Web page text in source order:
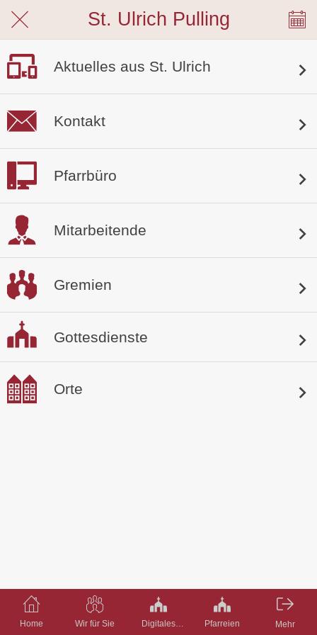
St. Ulrich Pulling
Aktuelles aus St. Ulrich
Kontakt
Pfarrbüro
Mitarbeitende
Gremien
Gottesdienste
Orte
Home Wir für Sie
Digitales
Pfarreien Mehr